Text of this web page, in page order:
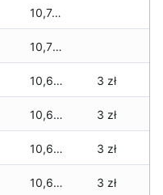
10,740 zł
10,700 zł
10,640 zł 3 zł
10,640 zł 3 zł
10,620 zł 3 zł
10,620 zł 3 zł